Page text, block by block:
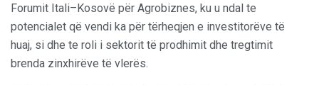
Forumit Itali–Kosovë për Agrobiznes, ku u ndal te
potencialet që vendi ka për tërheqjen e investitorëve të
huaj, si dhe te roli i sektorit të prodhimit dhe tregtimit
brenda zinxhirëve të vlerës.